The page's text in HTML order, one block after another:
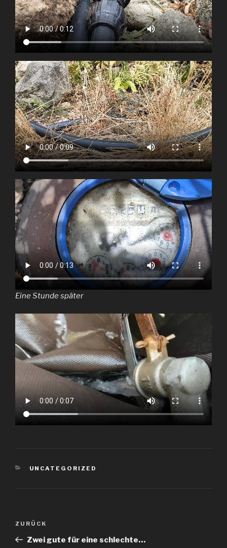
Eine Stunde später
KATEGORIEN
UNCATEGORIZED
Beitragsnavigation
Vorheriger
Beitrag
ZURÜCK
Zwei gute für eine schlechte…